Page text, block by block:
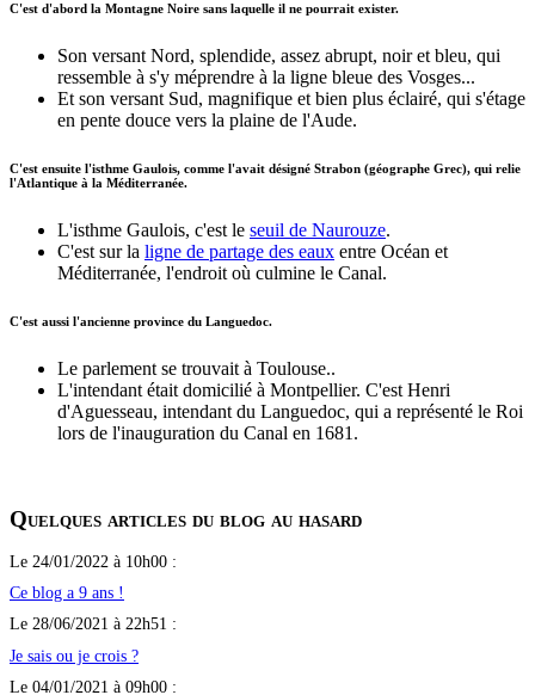
C'est d'abord la Montagne Noire sans laquelle il ne pourrait exister.
Son versant Nord, splendide, assez abrupt, noir et bleu, qui
ressemble à s'y méprendre à la ligne bleue des Vosges...
Et son versant Sud, magnifique et bien plus éclairé, qui s'étage
en pente douce vers la plaine de l'Aude.
C'est ensuite l'isthme Gaulois, comme l'avait désigné Strabon (géographe Grec), qui relie
l'Atlantique à la Méditerranée.
L'isthme Gaulois, c'est le seuil de Naurouze.
C'est sur la ligne de partage des eaux entre Océan et
Méditerranée, l'endroit où culmine le Canal.
C'est aussi l'ancienne province du Languedoc.
Le parlement se trouvait à Toulouse..
L'intendant était domicilié à Montpellier. C'est Henri
d'Aguesseau, intendant du Languedoc, qui a représenté le Roi
lors de l'inauguration du Canal en 1681.
Quelques articles du blog au hasard
Le 24/01/2022 à 10h00 :
Ce blog a 9 ans !
Le 28/06/2021 à 22h51 :
Je sais ou je crois ?
Le 04/01/2021 à 09h00 :